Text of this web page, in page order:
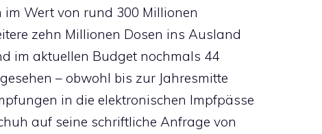
im Wert von rund 300 Millionen
zehn Millionen Dosen ins Ausland
im aktuellen Budget nochmals 44
– obwohl bis zur Jahresmitte
in die elektronischen Impfpässe
auf seine schriftliche Anfrage von